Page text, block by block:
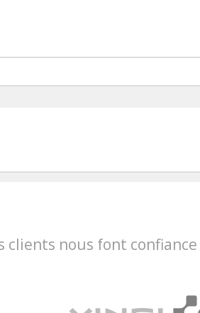
clients nous font confiance